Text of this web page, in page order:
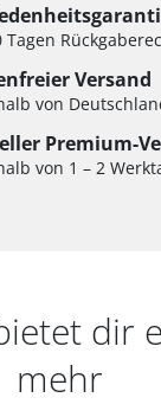
Tagen
Versand
von
Premium-
von 1 – 2
dir
mehr